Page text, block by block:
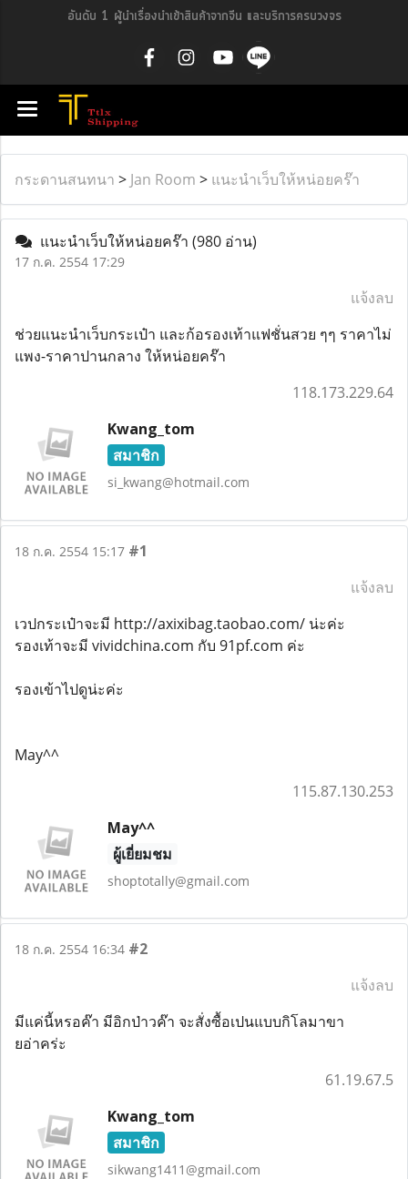
อันดับ 1 ผู้นำเรื่องนำเข้าสินค้าจากจีน และบริการครบวงจร
กระดานสนทนา > Jan Room > แนะนำเว็บให้หน่อยคร๊า
แนะนำเว็บให้หน่อยคร๊า (980 อ่าน)
17 ก.ค. 2554 17:29
แจ้งลบ
ช่วยแนะนำเว็บกระเป๋า และก้อรองเท้าแฟชั่นสวย ๆๆ ราคาไม่
แพง-ราคาปานกลาง ให้หน่อยคร๊า
118.173.229.64
Kwang_tom
สมาชิก
si_kwang@hotmail.com
18 ก.ค. 2554 15:17 #1
แจ้งลบ
เวปกระเป๋าจะมี http://axixibag.taobao.com/ น่ะค่ะ
รองเท้าจะมี vividchina.com กับ 91pf.com ค่ะ
รองเข้าไปดูน่ะค่ะ
May^^
115.87.130.253
May^^
ผู้เยี่ยมชม
shoptotally@gmail.com
18 ก.ค. 2554 16:34 #2
แจ้งลบ
มีแค่นี้หรอค๊า มีอิกป่าวค๊า จะสั่งซื้อเปนแบบกิโลมาขา
ยอ่าคร่ะ
61.19.67.5
Kwang_tom
สมาชิก
sikwang1411@gmail.com